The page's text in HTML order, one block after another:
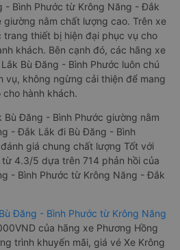
- Bình Phước từ Krông Năng - Đắk
nằm chất lượng cao. Trên xe
thiết bị hiện đại phục vụ cho
khách. Bên cạnh đó, các hãng xe
Bù Đăng - Bình Phước luôn chú
vụ, không ngừng cải thiện để mang
hành khách.
Đăng - Bình Phước giường nằm
- Đắk Lắk đi Bù Đăng - Bình
giá chung chất lượng Tốt với
4.3/5 dựa trên 714 phản hồi của
- Bình Phước từ Krông Năng - Đắk
Đăng - Bình Phước từ Krông Năng
của hãng xe Phương Hồng
trình khuyến mãi, giá vé Xe Krông